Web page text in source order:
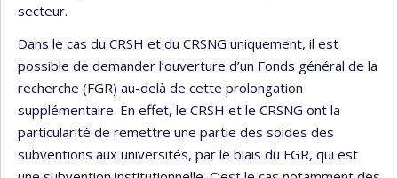
secteur.
Dans le cas du CRSH et du CRSNG uniquement, il est
possible de demander l’ouverture d’un Fonds général de la
recherche (FGR) au-delà de cette prolongation
supplémentaire. En effet, le CRSH et le CRSNG ont la
particularité de remettre une partie des soldes des
subventions aux universités, par le biais du FGR, qui est